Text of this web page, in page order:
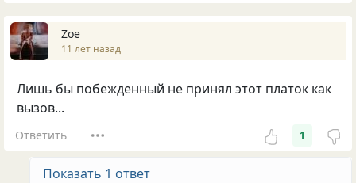
Zoe
11 лет назад
Лишь бы побежденный не принял этот платок как
вызов...
Ответить 1
Показать 1 ответ